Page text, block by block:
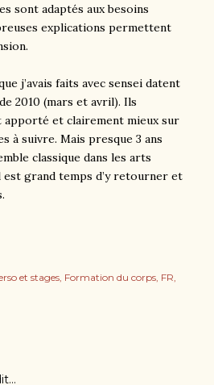
sont adaptés aux besoins
explications permettent
j’avais faits avec sensei datent
2010 (mars et avril). Ils
apporté et clairement mieux sur
à suivre. Mais presque 3 ans
classique dans les arts
est grand temps d’y retourner et
et stages Formation du corps FR